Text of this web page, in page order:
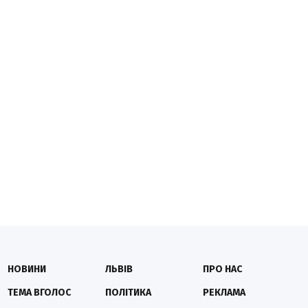
НОВИНИ
ТЕМА ВГОЛОС
ЛЬВІВ
ПОЛІТИКА
ПРО НАС
РЕКЛАМА